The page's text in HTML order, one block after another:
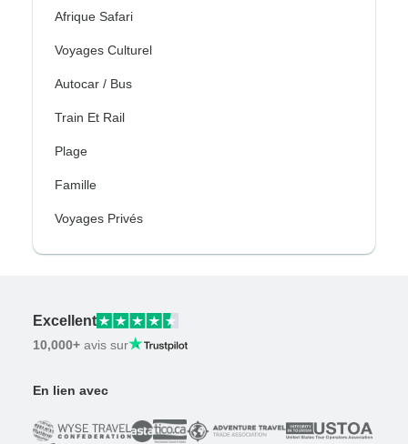
Afrique Safari
Voyages Culturel
Autocar / Bus
Train Et Rail
Plage
Famille
Voyages Privés
Excellent
10,000+ avis sur
En lien avec